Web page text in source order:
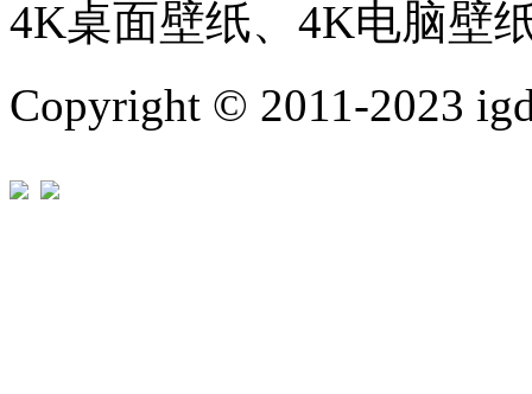
4K桌面壁纸、4K电脑壁
Copyright © 2011-2023